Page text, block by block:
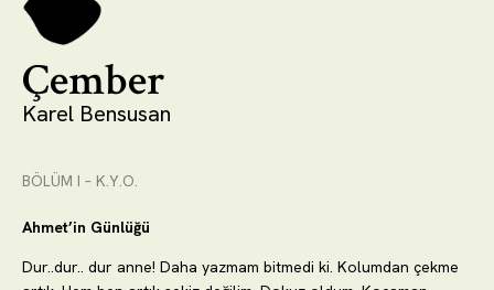
Çember
Karel Bensusan
BÖLÜM I – K.Y.O.
Ahmet’in Günlüğü
Dur..dur.. dur anne! Daha yazmam bitmedi ki. Kolumdan çekme